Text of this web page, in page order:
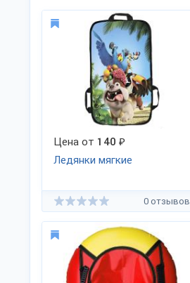
Цена от 140 ₽
Ледянки мягкие
0 отзывов